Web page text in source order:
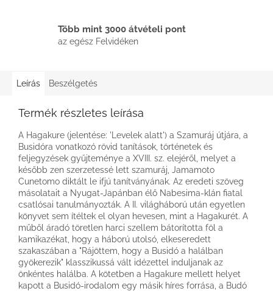
Több mint 3000 átvételi pont
az egész Felvidéken
Leírás Beszélgetés
Termék részletes leírása
A Hagakure (jelentése: 'Levelek alatt') a Szamuráj útjára, a
Busidóra vonatkozó rövid tanítások, történetek és
feljegyzések gyűjteménye a XVIII. sz. elejéről, melyet a
később zen szerzetessé lett szamuráj, Jamamoto
Cunetomo diktált le ifjú tanítványának. Az eredeti szöveg
másolatait a Nyugat-Japánban élő Nabesima-klán fiatal
csatlósai tanulmányozták. A II. világháború után egyetlen
könyvet sem ítéltek el olyan hevesen, mint a Hagakurét. A
műből áradó töretlen harci szellem bátorította föl a
kamikazékat, hogy a háború utolsó, elkeseredett
szakaszában a "Rájöttem, hogy a Busidó a halálban
gyökerezik" klasszikussá vált idézettel induljanak az
önkéntes halálba. A kötetben a Hagakure mellett helyet
kapott a Busidó-irodalom egy másik híres forrása, a Budó